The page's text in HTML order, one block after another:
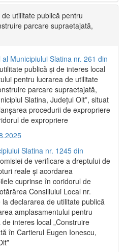
utilitate publică pentru
parcare supraetajată,
Municipiului Slatina nr. 261 din
publică și de interes local
pentru lucrarea de utilitate
parcare supraetajată,
Slatina, Județul Olt”, situat
procedurii de expropriere
de expropriere
Slatina nr. 1245 din
de verificare a dreptului de
reale și acordarea
cuprinse în coridorul de
Consiliului Local nr.
declararea de utilitate publică
amplasamentului pentru
interes local „Construire
în Cartierul Eugen Ionescu,